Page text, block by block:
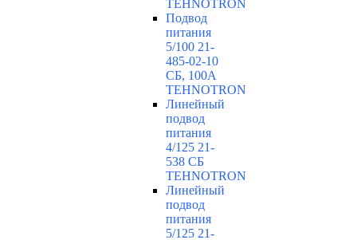
TEHNOTRON
Подвод
питания
5/100 21-
485-02-10
СБ, 100А
TEHNOTRON
Линейный
подвод
питания
4/125 21-
538 СБ
TEHNOTRON
Линейный
подвод
питания
5/125 21-